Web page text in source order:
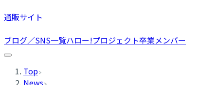
通販サイト
ブログ／SNS一覧ハロー!プロジェクト卒業メンバー
Top
News